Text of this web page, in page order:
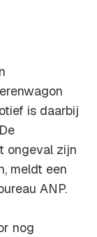
is daarbij
ongeval zijn
meldt een
ANP.
nog